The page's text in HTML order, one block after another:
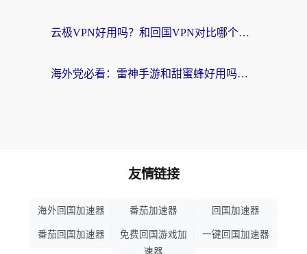
云极VPN好用吗？和回国VPN对比哪个回国效果更好？海外党亲测避坑指南
海外党必看：雷神手游和甜蜜蜂好用吗？3步选对回国加速器无缝刷国内资源
友情链接
海外回国加速器 番茄加速器 回国加速器
番茄回国加速器
免费回国游戏加
速器
一键回国加速器